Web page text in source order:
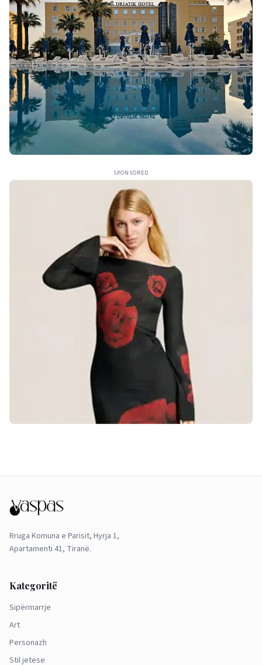
SPONSORED
Rruga Komuna e Parisit, Hyrja 1,
Apartamenti 41, Tiranë.
Kategoritë
Sipërmarrje
Art
Personazh
Stil jetese